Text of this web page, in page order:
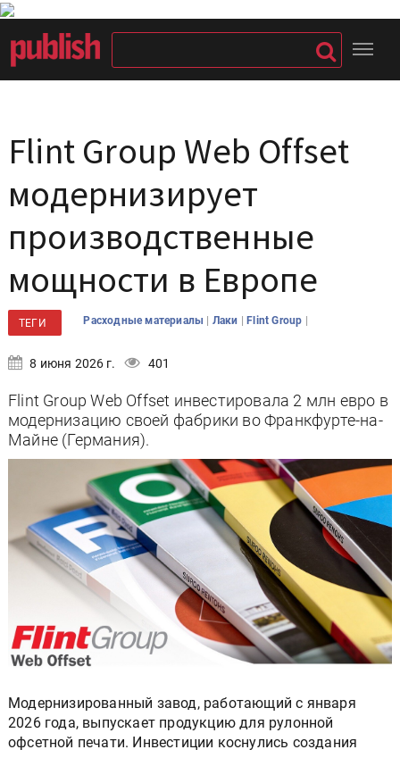
Flint Group Web Offset
модернизирует
производственные
мощности в Европе
ТЕГИ Расходные материалы | Лаки |Flint Group |
8 июня 2026 г. 401
Flint Group Web Offset инвестировала 2 млн евро в
модернизацию своей фабрики во Франкфурте-на-
Майне (Германия).
Модернизированный завод, работающий с января
2026 года, выпускает продукцию для рулонной
офсетной печати. Инвестиции коснулись создания